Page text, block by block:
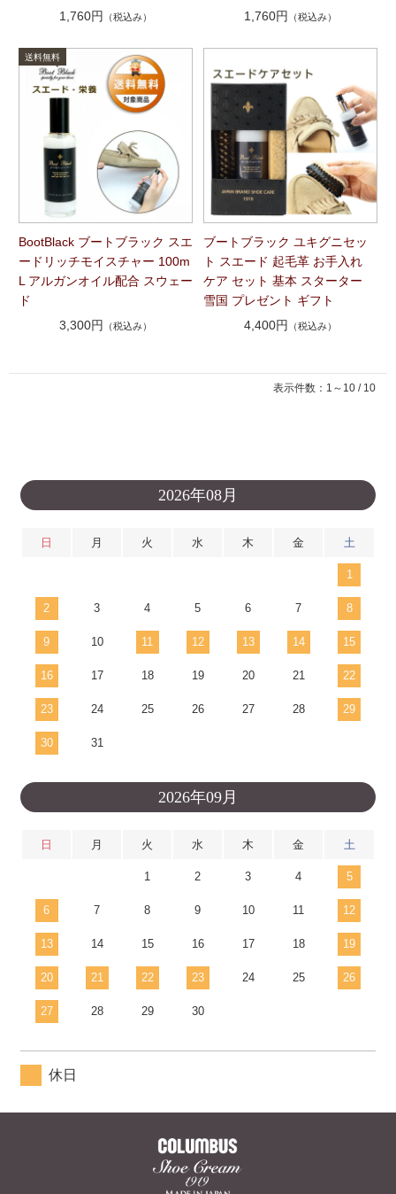
1,760円
（税込み）
1,760円
（税込み）
BootBlack ブートブラック スエ
ードリッチモイスチャー 100m
L アルガンオイル配合 スウェー
ド
3,300円
（税込み）
ブートブラック ユキグニセッ
ト スエード 起毛革 お手入れ
ケア セット 基本 スターター
雪国 プレゼント ギフト
4,400円
（税込み）
表示件数：1～10 / 10
2026年08月
日 月 火 水 木 金 土
1
2 3 4 5 6 7 8
9 10 11 12 13 14 15
16 17 18 19 20 21 22
23 24 25 26 27 28 29
30 31
2026年09月
日 月 火 水 木 金 土
1 2 3 4 5
6 7 8 9 10 11 12
13 14 15 16 17 18 19
20 21 22 23 24 25 26
27 28 29 30
休日